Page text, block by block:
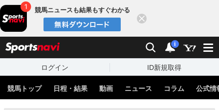
競馬ニュースも結果もすぐわかる
検索 通知
i
ログイン ID新規取得
競馬トップ 日程・結果 動画 ニュース コラム 公式情